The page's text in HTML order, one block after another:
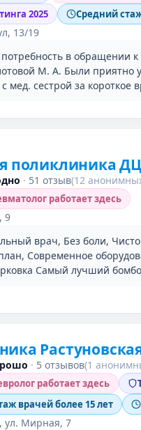
2025
Средний
13/19
в обращении
М. А. Были приятно
мед. сестрой за короткое
поликлиника
· 51 отзыв(12
работает здесь
9
врач, Без боли,
Современное
Самый лучший
· 5 отзывов(1
работает здесь
врачей более 15 лет
ул. Мирная, 7